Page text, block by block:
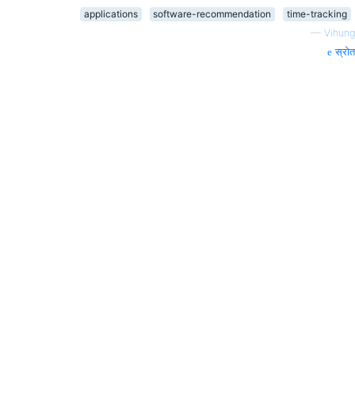
applications software-recommendation
time-tracking
— Vihung
स्रोत